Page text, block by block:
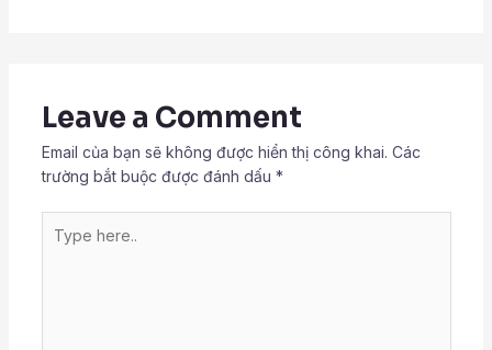
Leave a Comment
Email của bạn sẽ không được hiển thị công khai. Các
trường bắt buộc được đánh dấu *
here..